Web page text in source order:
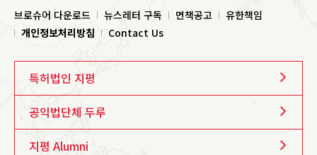
브로슈어 다운로드 뉴스레터 구독 면책공고
유한책임
개인정보처리방침
Contact Us
특허법인 지평
공익법단체 두루
지평 Alumni